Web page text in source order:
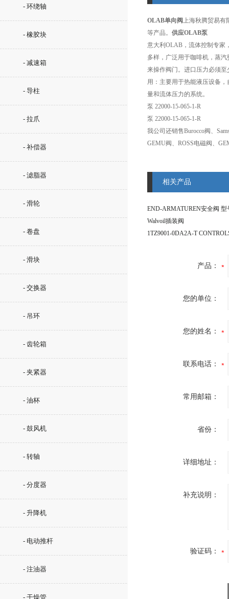
- 环绕轴
- 橡胶块
- 减速箱
- 导柱
- 拉爪
- 补偿器
- 滤脂器
- 滑轮
- 卷盘
- 滑块
- 交换器
- 吊环
- 齿轮箱
- 夹紧器
- 油杯
- 鼓风机
- 转轴
- 分度器
- 升降机
- 电动推杆
- 注油器
- 干燥管
OLAB单向阀上海秋腾贸易有
等产品。 供应OLAB泵
意大利OLAB，流体控制专家
多样，广泛用于咖啡机，蒸
来操作阀门。进口压力必须
用：主要用于热能液压设备
量和流体压力的系统。
泵 22000-15-065-1-R
泵 22000-15-065-1-R
我公司还销售Burocco阀、
GEMU阀、ROSS电磁阀、
相关产品
Walvoil插装阀
1TZ9001-0DA2A-T
产品：
您的单位：
您的姓名：
联系电话：
常用邮箱：
省份：
详细地址：
补充说明：
验证码：